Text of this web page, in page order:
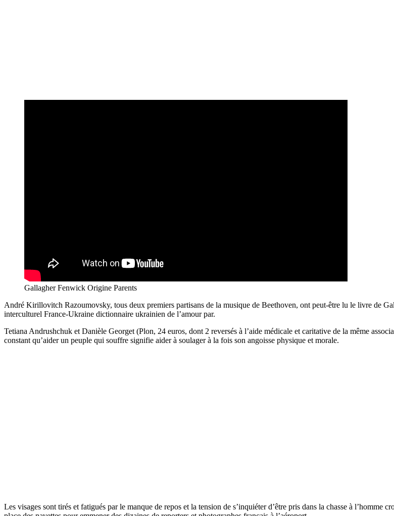
Gallagher Fenwick Origine Parents
André Kirillovitch Razoumovsky, tous deux premiers partisans de la musique de Beethoven, ont peut-être lu le livre de
interculturel France-Ukraine dictionnaire ukrainien de l’amour par.
Tetiana Andrushchuk et Danièle Georget (Plon, 24 euros, dont 2 reversés à l’aide médicale et caritative de la même
constant qu’aider un peuple qui souffre signifie aider à soulager à la fois son angoisse physique et morale.
Les visages sont tirés et fatigués par le manque de repos et la tension de s’inquiéter d’être pris dans la chasse à l’homme